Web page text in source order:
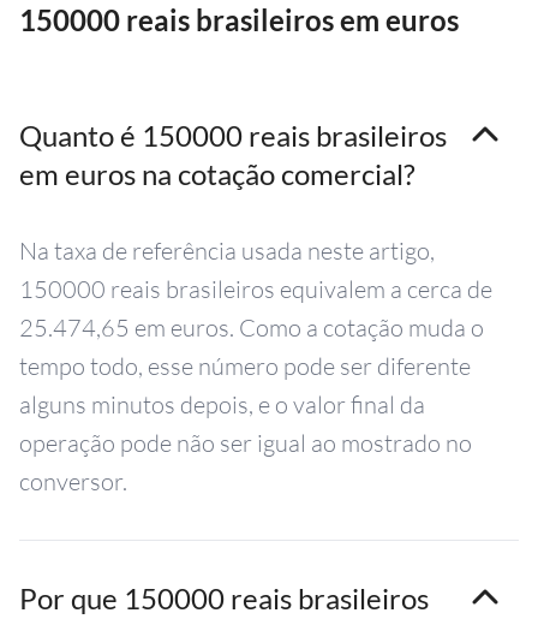
150000 reais brasileiros em euros
Quanto é 150000 reais brasileiros
em euros na cotação comercial?
Na taxa de referência usada neste artigo,
150000 reais brasileiros equivalem a cerca de
25.474,65 em euros. Como a cotação muda o
tempo todo, esse número pode ser diferente
alguns minutos depois, e o valor final da
operação pode não ser igual ao mostrado no
conversor.
Por que 150000 reais brasileiros